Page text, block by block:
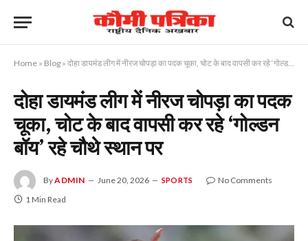
Home » Blog » दोहा डायमंड लीग में नीरज चोपड़ा का पदक चूका, चोट के बाद वापसी कर रहे ‘गोल्डन बॉय’ रहे चौथे स्थान पर
दोहा डायमंड लीग में नीरज चोपड़ा का पदक
चूका, चोट के बाद वापसी कर रहे ‘गोल्डन
बॉय’ रहे चौथे स्थान पर
ByADMIN June 20, 2026 SPORTS
No Comments
1 Min Read